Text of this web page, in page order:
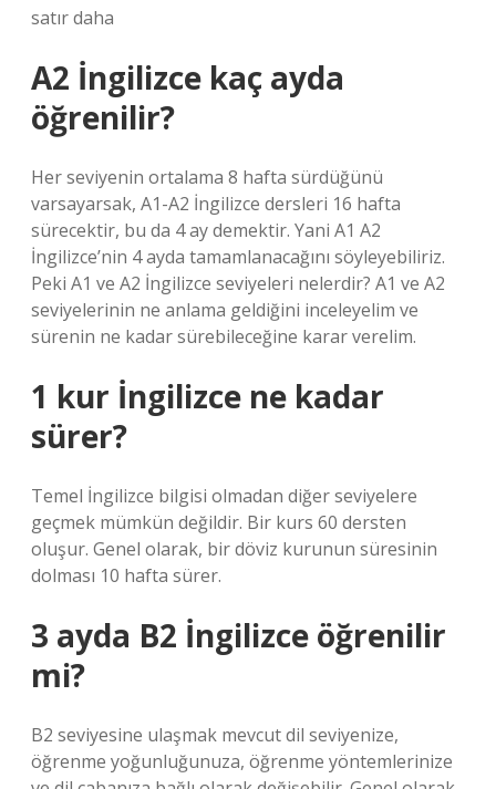
satır daha
A2 İngilizce kaç ayda
öğrenilir?
Her seviyenin ortalama 8 hafta sürdüğünü
varsayarsak, A1-A2 İngilizce dersleri 16 hafta
sürecektir, bu da 4 ay demektir. Yani A1 A2
İngilizce’nin 4 ayda tamamlanacağını söyleyebiliriz.
Peki A1 ve A2 İngilizce seviyeleri nelerdir? A1 ve A2
seviyelerinin ne anlama geldiğini inceleyelim ve
sürenin ne kadar sürebileceğine karar verelim.
1 kur İngilizce ne kadar
sürer?
Temel İngilizce bilgisi olmadan diğer seviyelere
geçmek mümkün değildir. Bir kurs 60 dersten
oluşur. Genel olarak, bir döviz kurunun süresinin
dolması 10 hafta sürer.
3 ayda B2 İngilizce öğrenilir
mi?
B2 seviyesine ulaşmak mevcut dil seviyenize,
öğrenme yoğunluğunuza, öğrenme yöntemlerinize